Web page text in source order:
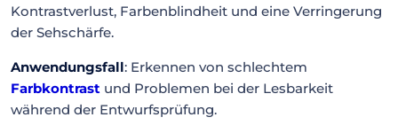
Kontrastverlust, Farbenblindheit und eine Verringerung
der Sehschärfe.
Anwendungsfall: Erkennen von schlechtem
Farbkontrast und Problemen bei der Lesbarkeit
während der Entwurfsprüfung.